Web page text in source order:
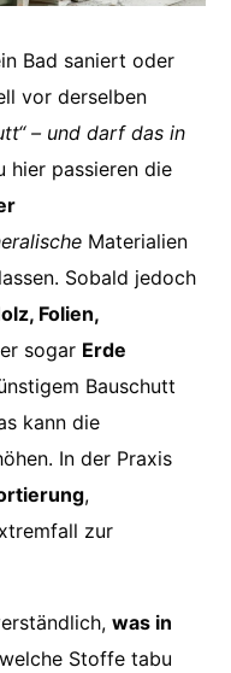
Bad saniert oder
vor derselben
– und darf das in
hier passieren die
Materialien
Sobald jedoch
Folien,
sogar Erde
Bauschutt
kann die
In der Praxis
,
zur
was in
Stoffe tabu